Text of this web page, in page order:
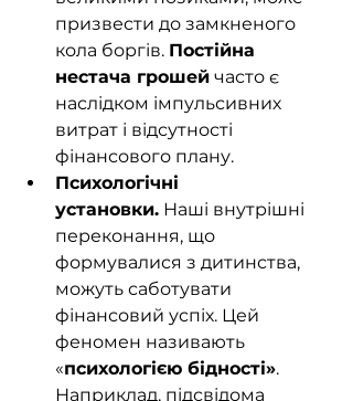
призвести до замкненого
кола боргів. Постійна
нестача грошей часто є
наслідком імпульсивних
витрат і відсутності
фінансового плану.
Психологічні
установки. Наші внутрішні
переконання, що
формувалися з дитинства,
можуть саботувати
фінансовий успіх. Цей
феномен називають
«психологією бідності».
Наприклад, підсвідома